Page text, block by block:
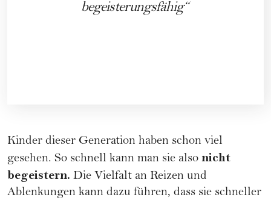
begeisterungsfähig
Kinder dieser Generation haben schon viel
gesehen. So schnell kann man sie also nicht
begeistern. Die Vielfalt an Reizen und
Ablenkungen kann dazu führen, dass sie schneller